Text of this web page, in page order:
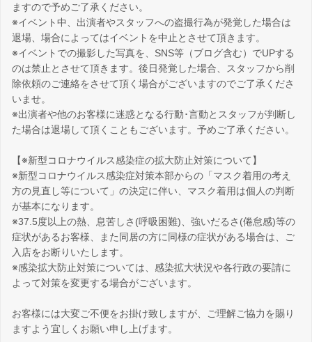
ますので予めご了承ください。
※イベント中、出演者やスタッフへの盗撮行為が発覚した場合は
退場、場合によってはイベントを中止とさせて頂きます。
※イベントでの撮影した写真を、SNS等（ブログ含む）でUPする
のは禁止とさせて頂きます。後日発覚した場合、スタッフから削
除依頼のご連絡をさせて頂く場合がございますのでご了承くださ
いませ。
※出演者や他のお客様に迷惑となる行動･言動とスタッフが判断し
た場合は退場して頂くこともございます。予めご了承ください。
【※新型コロナウイルス感染症の拡大防止対策について】
※新型コロナウイルス感染症対策本部からの「マスク着用の考え
方の見直し等について」の決定に伴い、マスク着用は個人の判断
が基本になります。
※37.5度以上の熱、息苦しさ(呼吸困難)、強いだるさ(倦怠感)等の
症状があるお客様、また同居の方に同様の症状がある場合は、ご
入店をお断りいたします。
※感染拡大防止対策については、感染拡大状況や各行政の要請に
よって対策を変更する場合がございます。
お客様には大変ご不便をお掛け致しますが、ご理解ご協力を賜り
ますよう宜しくお願い申し上げます。